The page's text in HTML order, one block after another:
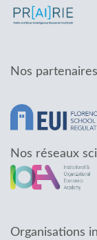
Nos
Nos réseaux
Organisations